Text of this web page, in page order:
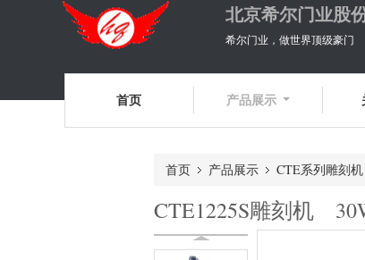
北京希尔门业股
希尔门业，做世界顶级豪门
首页 产品展示
首页 产品展示 CTE系列雕刻机
CTE1225S雕刻机